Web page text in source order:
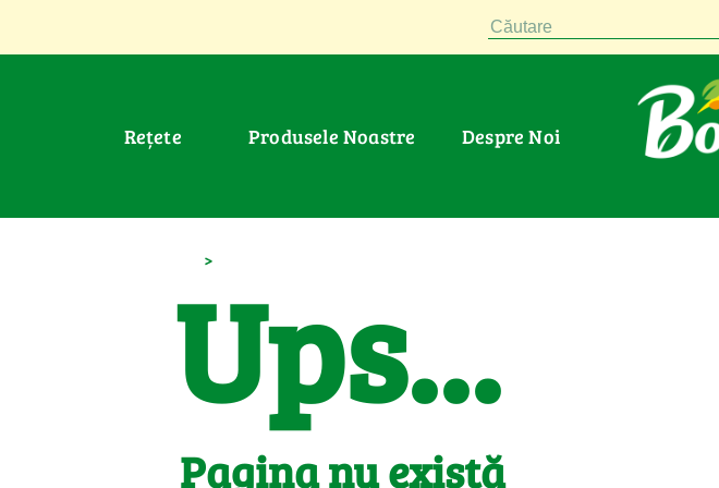
Căutare
Rețete Produsele Noastre Despre Noi
>
Ups...
Pagina nu există